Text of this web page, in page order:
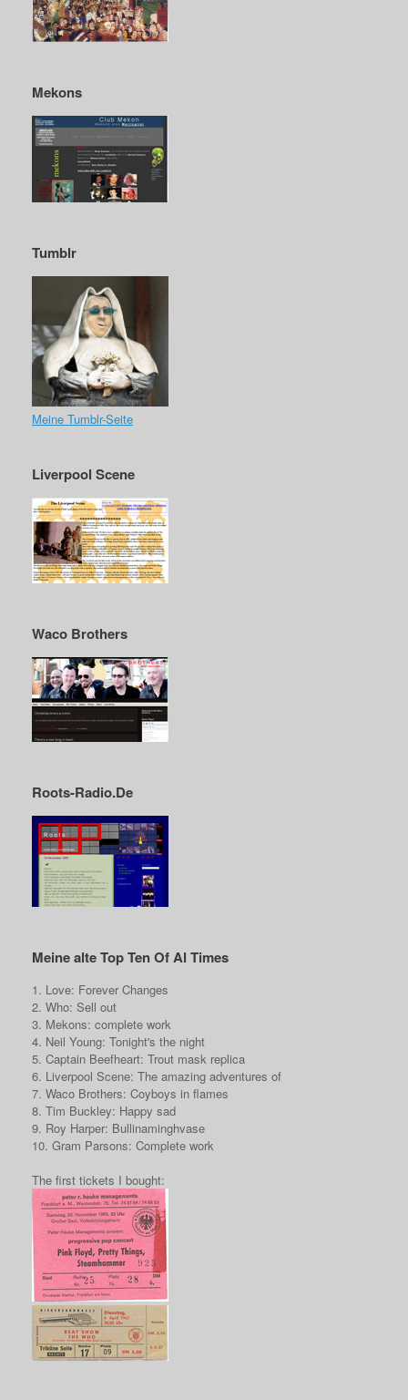
Mekons
Tumblr
Meine Tumblr-Seite
Liverpool Scene
Waco Brothers
Roots-Radio.De
Meine alte Top Ten Of Al Times
1. Love: Forever Changes
2. Who: Sell out
3. Mekons: complete work
4. Neil Young: Tonight's the night
5. Captain Beefheart: Trout mask replica
6. Liverpool Scene: The amazing adventures of
7. Waco Brothers: Coyboys in flames
8. Tim Buckley: Happy sad
9. Roy Harper: Bullinaminghvase
10. Gram Parsons: Complete work
The first tickets I bought: